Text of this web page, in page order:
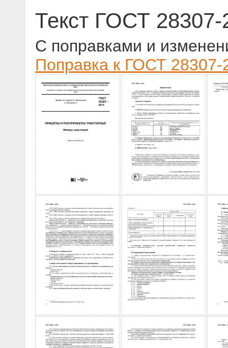
Текст ГОСТ 28307-
С поправками и
Поправка к ГОСТ 28307-